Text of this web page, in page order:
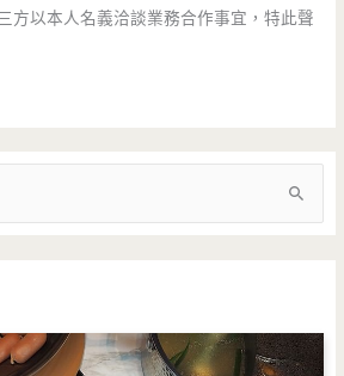
方以本人名義洽談業務合作事宜，特此聲